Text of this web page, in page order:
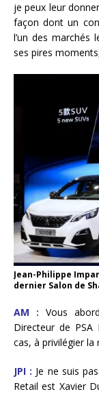
je peux leur
façon dont un
l’un des marchés
ses pires
Jean-Philippe
dernier Salon de
AM : Vous
Directeur de PSA
cas, à privilégier
JPI : Je ne suis
Retail est Xavier